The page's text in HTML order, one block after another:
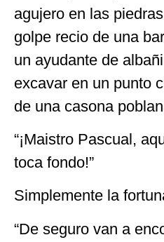
agujero en las
golpe recio de una
un ayudante de
excavar en un punto
de una casona
“¡Maistro Pascual,
toca fondo!”
Simplemente la
“De seguro van a